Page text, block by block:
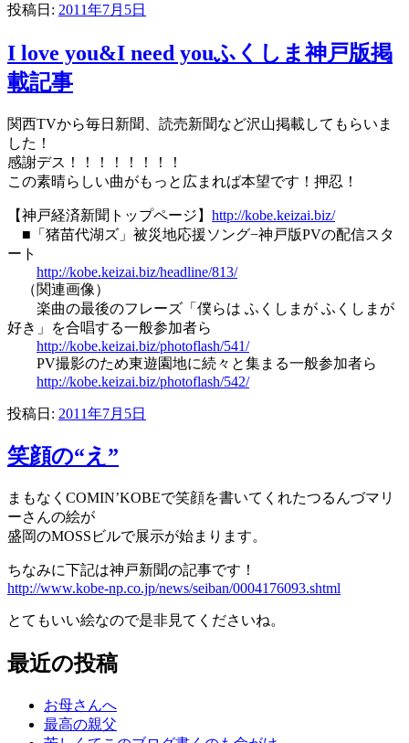
投稿日: 2011年7月5日
I love you&I need youふくしま神戸版掲
載記事
関西TVから毎日新聞、読売新聞など沢山掲載してもらいま
した！
感謝デス！！！！！！！！
この素晴らしい曲がもっと広まれば本望です！押忍！
【神戸経済新聞トップページ】 http://kobe.keizai.biz/
■「猪苗代湖ズ」被災地応援ソング−神戸版PVの配信スタ
ート
http://kobe.keizai.biz/headline/813/
（関連画像）
楽曲の最後のフレーズ「僕らは ふくしまが ふくしまが
好き」を合唱する一般参加者ら
http://kobe.keizai.biz/photoflash/541/
PV撮影のため東遊園地に続々と集まる一般参加者ら
http://kobe.keizai.biz/photoflash/542/
投稿日: 2011年7月5日
笑顔の“え”
まもなくCOMIN’KOBEで笑顔を書いてくれたつるんづマリ
ーさんの絵が
盛岡のMOSSビルで展示が始まります。
ちなみに下記は神戸新聞の記事です！
http://www.kobe-np.co.jp/news/seiban/0004176093.shtml
とてもいい絵なので是非見てくださいね。
最近の投稿
お母さんへ
最高の親父